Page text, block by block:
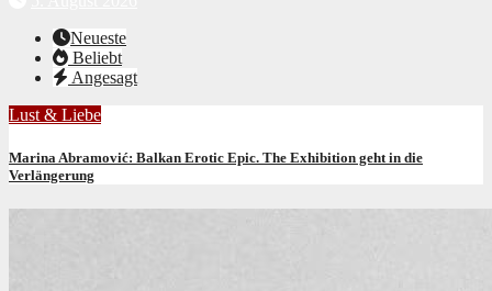
Neueste
Beliebt
Angesagt
Lust & Liebe
Marina Abramović: Balkan Erotic Epic. The Exhibition geht in die
Verlängerung